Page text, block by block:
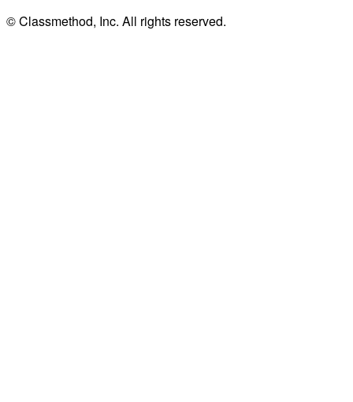
© Classmethod, Inc. All rights reserved.